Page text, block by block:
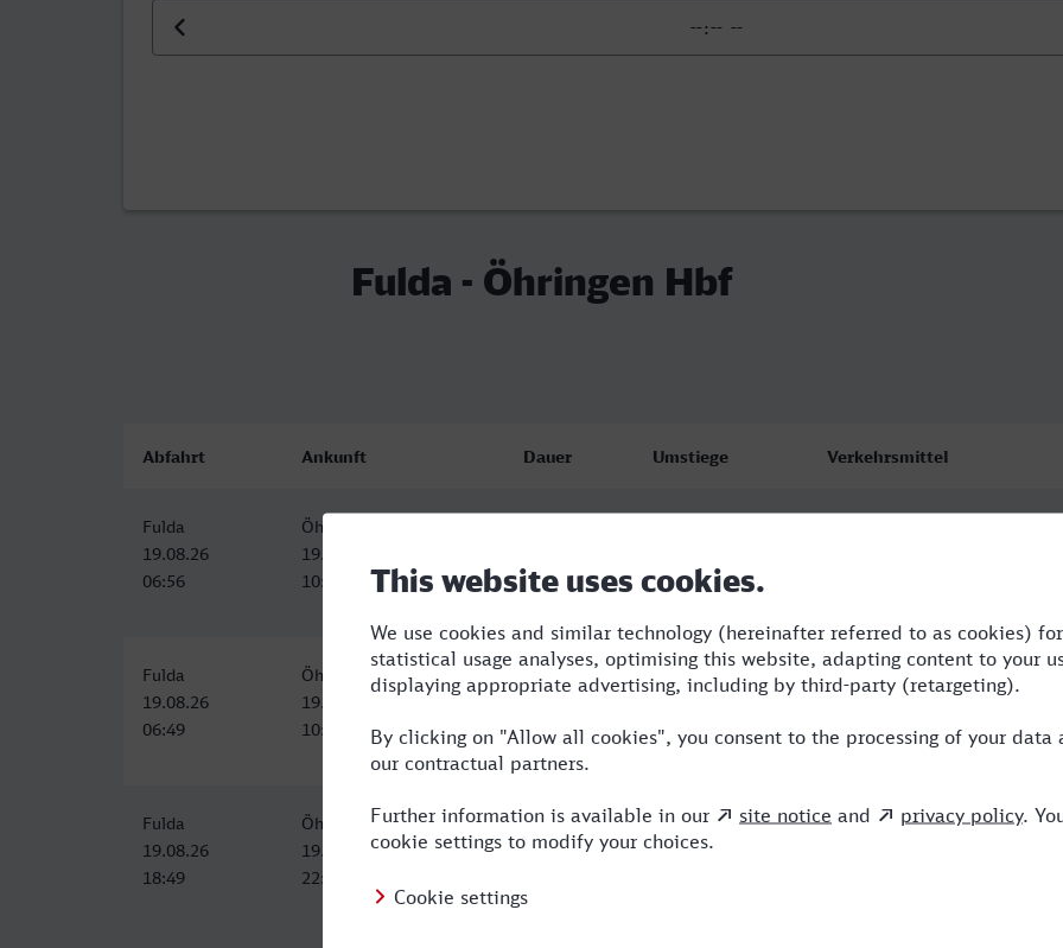
Uhrzeit der Hinfahrt
Fulda - Öhringen Hbf
Abfahrt Ankunft Dauer Umstiege Verkehrsmittel
Fulda
19.08.26
06:56
Öhringen Hbf
19.08.26
10:17
Fulda
19.08.26
06:49
Öhringen Hbf
19.08.26
10:27
3:38 2 RE,ICE
Fulda
19.08.26
18:49
Öhringen Hbf
19.08.26
22:27
3:38 2 RE,ICE